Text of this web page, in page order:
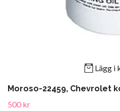
Lägg i
Moroso-22459, Chevrolet
500 kr